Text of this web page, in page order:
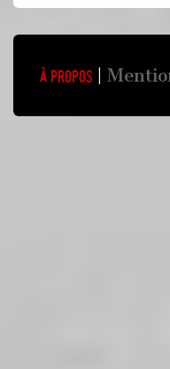
À propos